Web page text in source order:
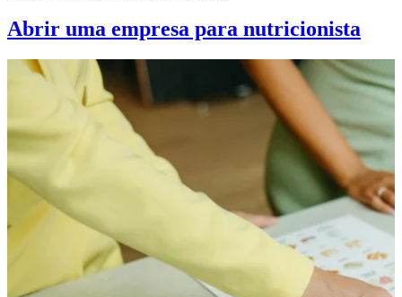
Abrir uma empresa para nutricionista